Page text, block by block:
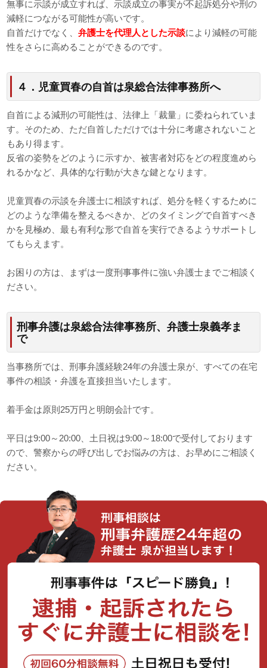
無事に示談が成立すれば、示談成立の事実が不起訴処分や刑の
減軽につながる可能性が高いです。
自首だけでなく、弁護士を代理人とした示談により減軽の可能
性をさらに高めることができるのです。
４．児童買春の自首は泉総合法律事務所へ
自首による減刑の可能性は、法律上「裁量」に委ねられていま
す。そのため、ただ自首しただけでは十分に考慮されないこと
もあり得ます。
反省の姿勢をどのように示すか、被害者対応をどの程度進めら
れるかなど、具体的な行動が大きな鍵となります。
児童買春の示談を弁護士に相談すれば、処分を軽くするために
どのような準備を整えるべきか、どのタイミングで自首すべき
かを見極め、最も有利な形で自首を実行できるようサポートし
てもらえます。
お困りの方は、まずは一度刑事事件に強い弁護士までご相談く
ださい。
刑事弁護は泉総合法律事務所、弁護士泉義孝ま
で
当事務所では、刑事弁護経験24年の弁護士泉が、すべての在宅
事件の相談・弁護を直接担当いたします。
着手金は原則25万円と明朗会計です。
平日は9:00～20:00、土日祝は9:00～18:00で受付しております
ので、警察からの呼び出しでお悩みの方は、お早めにご相談く
ださい。